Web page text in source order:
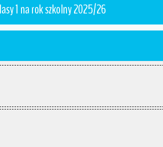
1 na rok szkolny 2025/26